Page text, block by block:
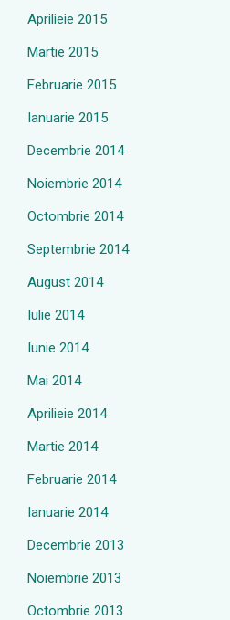
Aprilieie 2015
Martie 2015
Februarie 2015
Ianuarie 2015
Decembrie 2014
Noiembrie 2014
Octombrie 2014
Septembrie 2014
August 2014
Iulie 2014
Iunie 2014
Mai 2014
Aprilieie 2014
Martie 2014
Februarie 2014
Ianuarie 2014
Decembrie 2013
Noiembrie 2013
Octombrie 2013